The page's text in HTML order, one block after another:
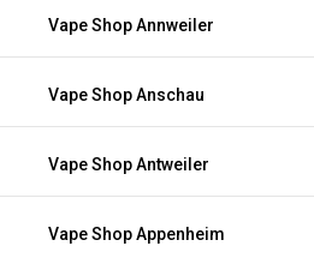
Vape Shop Annweiler
Vape Shop Anschau
Vape Shop Antweiler
Vape Shop Appenheim